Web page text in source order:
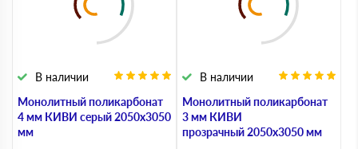
Монолитный поликарбонат
4 мм КИВИ серый 2050х3050
мм
В наличии
Монолитный поликарбонат
3 мм КИВИ
прозрачный 2050х3050 мм
В наличии